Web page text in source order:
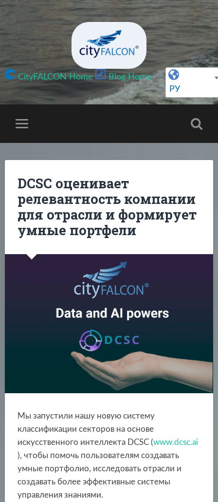
CityFALCON Home
Blog Home
РУ
DCSC оценивает
релевантность компании
для отрасли и формирует
умные портфели
Мы запустили нашу новую систему
классификации секторов на основе
искусственного интеллекта DCSC (www.dcsc.ai
), чтобы помочь пользователям создавать
умные портфолио, исследовать отрасли и
создавать более эффективные системы
управления знаниями.